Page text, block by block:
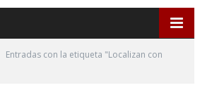
Entradas con la etiqueta "Localizan con